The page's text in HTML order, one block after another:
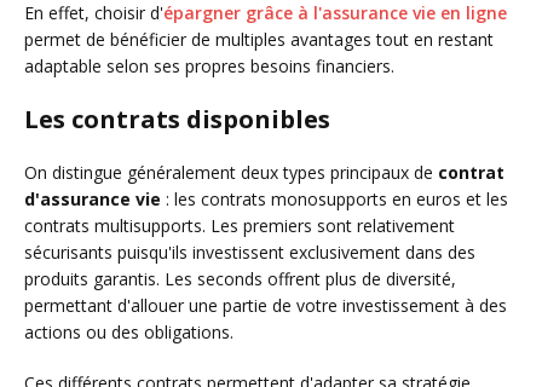
En effet, choisir d'épargner grâce à l'assurance vie en ligne
permet de bénéficier de multiples avantages tout en restant
adaptable selon ses propres besoins financiers.
Les contrats disponibles
On distingue généralement deux types principaux de contrat
d'assurance vie : les contrats monosupports en euros et les
contrats multisupports. Les premiers sont relativement
sécurisants puisqu'ils investissent exclusivement dans des
produits garantis. Les seconds offrent plus de diversité,
permettant d'allouer une partie de votre investissement à des
actions ou des obligations.